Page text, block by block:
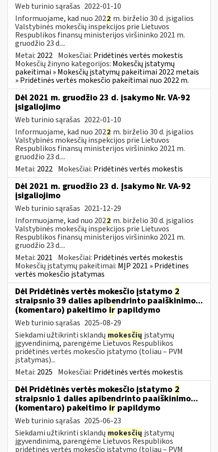
Web turinio sąrašas 2022-01-10
Informuojame, kad nuo 2022 m. birželio 30 d. įsigalios
Valstybinės mokesčių inspekcijos prie Lietuvos
Respublikos finansų ministerijos viršininko 2021 m.
gruodžio 23 d....
Metai: 2022 Mokesčiai: Pridėtinės vertės mokestis
Mokesčių žinyno kategorijos: Mokesčių įstatymų
pakeitimai » Mokesčių įstatymų pakeitimai 2022 metais
» Pridėtinės vertės mokesčio pakeitimai nuo 2022 m.
Dėl 2021 m. gruodžio 23 d. įsakymo Nr. VA-92
įsigaliojimo
Web turinio sąrašas 2022-01-10
Informuojame, kad nuo 2022 m. birželio 30 d. įsigalios
Valstybinės mokesčių inspekcijos prie Lietuvos
Respublikos finansų ministerijos viršininko 2021 m.
gruodžio 23 d....
Metai: 2022 Mokesčiai: Pridėtinės vertės mokestis
Dėl 2021 m. gruodžio 23 d. Įsakymo Nr. VA-92
įsigaliojimo
Web turinio sąrašas 2021-12-29
Informuojame, kad nuo 2022 m. birželio 30 d. įsigalios
Valstybinės mokesčių inspekcijos prie Lietuvos
Respublikos finansų ministerijos viršininko 2021 m.
gruodžio 23 d....
Metai: 2021 Mokesčiai: Pridėtinės vertės mokestis
Mokesčių įstatymų pakeitimai: MĮP 2021 » Pridėtines
vertės mokesčio įstatymas
Dėl Pridėtinės vertės mokesčio įstatymo 2
straipsnio 39 dalies apibendrinto paaiškinimo...
(komentaro) pakeitimo ir papildymo
Web turinio sąrašas 2025-08-29
Siekdami užtikrinti sklandų mokesčių įstatymų
įgyvendinimą, parengėme Lietuvos Respublikos
pridėtinės vertės mokesčio įstatymo (toliau – PVM
įstatymas)...
Metai: 2025 Mokesčiai: Pridėtinės vertės mokestis
Dėl Pridėtinės vertės mokesčio įstatymo 2
straipsnio 1 dalies apibendrinto paaiškinimo...
(komentaro) pakeitimo ir papildymo
Web turinio sąrašas 2025-06-23
Siekdami užtikrinti sklandų mokesčių įstatymų
įgyvendinimą, parengėme Lietuvos Respublikos
pridėtinės vertės mokesčio įstatymo (toliau – PVM